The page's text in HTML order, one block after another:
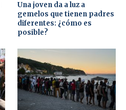
Una joven da a luz a
gemelos que tienen padres
diferentes: ¿cómo es
posible?